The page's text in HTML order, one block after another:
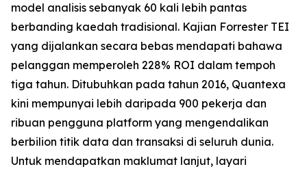
model analisis sebanyak 60 kali lebih pantas
berbanding kaedah tradisional. Kajian Forrester TEI
yang dijalankan secara bebas mendapati bahawa
pelanggan memperoleh 228% ROI dalam tempoh
tiga tahun. Ditubuhkan pada tahun 2016, Quantexa
kini mempunyai lebih daripada 900 pekerja dan
ribuan pengguna platform yang mengendalikan
berbilion titik data dan transaksi di seluruh dunia.
Untuk mendapatkan maklumat lanjut, layari